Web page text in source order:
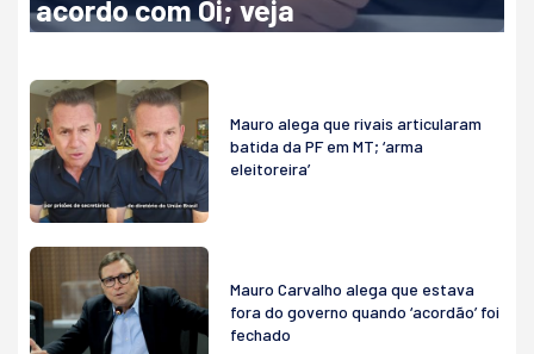
acordo com Oi; veja
Mauro alega que rivais articularam
batida da PF em MT; ‘arma
eleitoreira’
Mauro Carvalho alega que estava
fora do governo quando ‘acordão’ foi
fechado